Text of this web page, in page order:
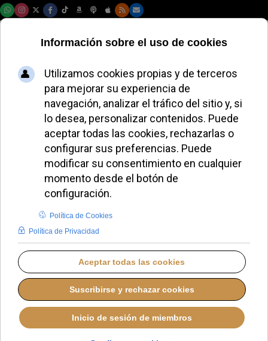
El Papa pide el fin
inmediato de los
conflictos en
Ucrania y Gaza
ALMUDENA RODRIGO
PAPA LEÓN XIV
MIÉRCOLES, 28 MAYO 2025 12:22